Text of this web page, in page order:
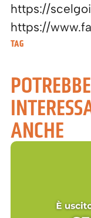
https://
https://
TAG
ANCHE